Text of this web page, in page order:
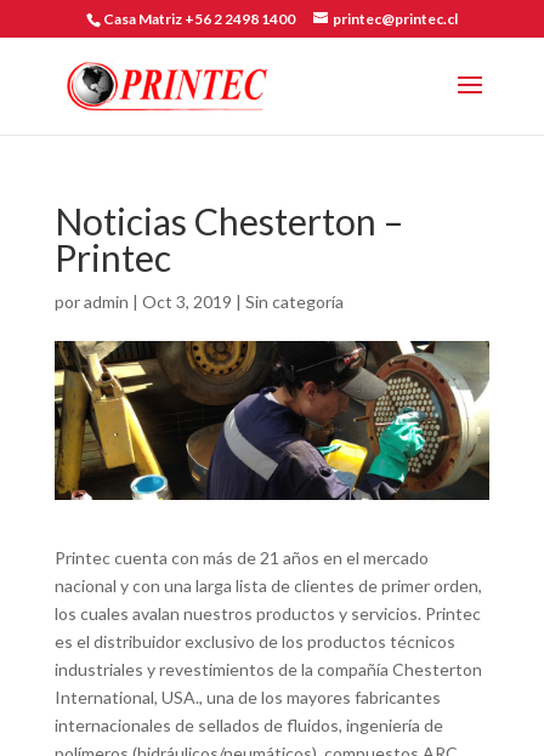
Casa Matriz +56 2 2498 1400 printec@printec.cl
Noticias Chesterton –
Printec
poradmin | Oct 3, 2019 | Sin categoría
Printec cuenta con más de 21 años en el mercado
nacional y con una larga lista de clientes de primer orden,
los cuales avalan nuestros productos y servicios. Printec
es el distribuidor exclusivo de los productos técnicos
industriales y revestimientos de la compañía Chesterton
International, USA., una de los mayores fabricantes
internacionales de sellados de fluidos, ingeniería de